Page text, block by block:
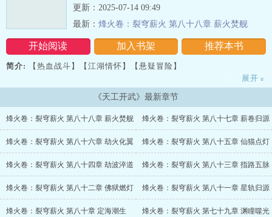
开始阅读 加入书架 推荐本书
更新：2025-07-14 09:49
最新： 烽火卷：裂穹薪火 第八十八章 薪火焚舰
简介: 【热血战斗】【江湖情怀】【悬疑冒险】
林默在纽约雨夜触发卷轴，觉醒为“守卷人”。
瞬间，全球暗网天价悬赏追杀令刷屏。
唐人街宗师舍命断后，墨西哥毒枭的卡波耶拉高手破墙而入，印度苦
修者瑜伽术扭曲空间。
他带着半部《天工开武图》亡命上海，太平洋擂台汇聚全球武者，桑
搏、卡波耶拉、古瑜伽体系的碰撞。
浦江决战夜，他持断刀立于明珠塔顶。
展开 »
《天工开武》最新章节
烽火卷：裂穹薪火 第八十八章 薪火焚舰 烽火卷：裂穹薪火 第八十七章 薪卷归源
烽火卷：裂穹薪火 第八十六章 劫火化翼 烽火卷：裂穹薪火 第八十五章 仙猫点灯
烽火卷：裂穹薪火 第八十四章 劫波淬道 烽火卷：裂穹薪火 第八十三章 指路五脉
烽火卷：裂穹薪火 第八十二章 佛狱燃灯 烽火卷：裂穹薪火 第八十一章 星轨归源
烽火卷：裂穹薪火 第八十章 定海潮生 烽火卷：裂穹薪火 第七十九章 渊瞳噬光